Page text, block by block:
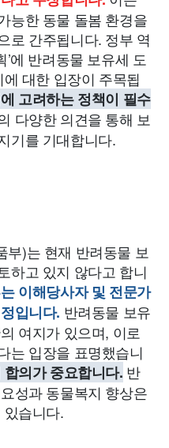
능한 동물 돌봄 환경을
로 간주됩니다. 정부 역
에 반려동물 보유세 도
대한 입장이 주목됩
고려하는 정책이 필수
다양한 의견을 통해 보
기를 기대합니다.
부)는 현재 반려동물 보
하고 있지 않다고 합니
이해당사자 및 전문가
입니다. 반려동물 보유
여지가 있으며, 이로
는 입장을 표명했습니
의가 중요합니다. 반
성과 동물복지 향상은
있습니다.